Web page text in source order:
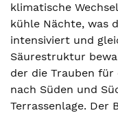
klimatische
kühle Nächte, was
intensiviert und
Säurestruktur
der die Trauben für
nach Süden und
Terrassenlage. Der